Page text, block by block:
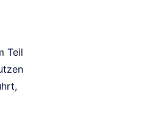
Teil